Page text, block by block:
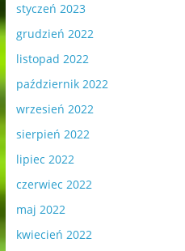
styczeń 2023
grudzień 2022
listopad 2022
październik 2022
wrzesień 2022
sierpień 2022
lipiec 2022
czerwiec 2022
maj 2022
kwiecień 2022